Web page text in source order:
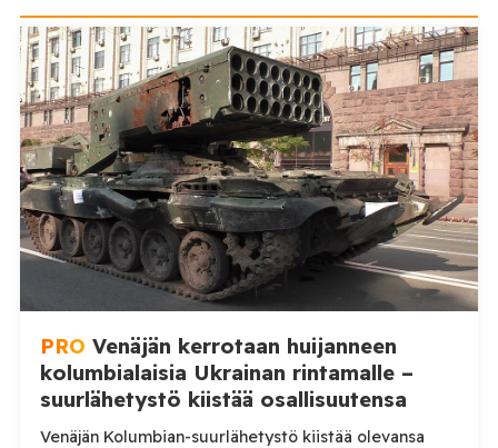
PRO Venäjän kerrotaan huijanneen
kolumbialaisia Ukrainan rintamalle –
suurlähetystö kiistää osallisuutensa
Venäjän Kolumbian-suurlähetystö kiistää olevansa